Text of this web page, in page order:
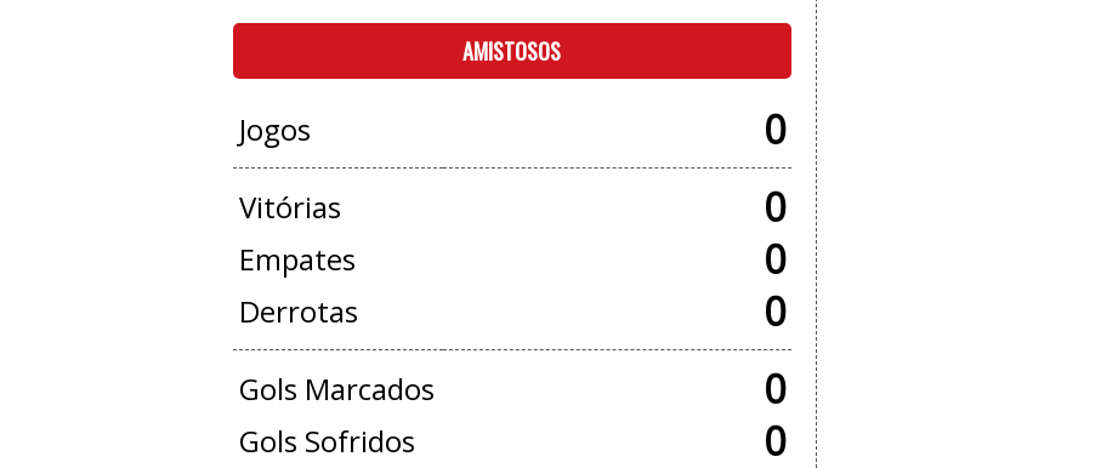
AMISTOSOS
Jogos 0
Vitórias 0
Empates 0
Derrotas 0
Gols Marcados 0
Gols Sofridos 0